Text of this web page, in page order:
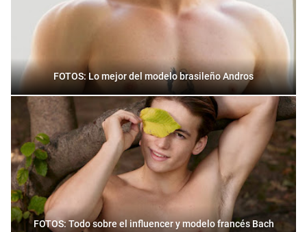
FOTOS: Lo mejor del modelo brasileño Andros
FOTOS: Todo sobre el influencer y modelo francés Bach